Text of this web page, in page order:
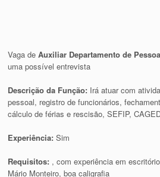
Vaga deAuxiliar Departamento de
uma possível entrevista
Descrição da Função: Irá atuar com
pessoal, registro de funcionários,
cálculo de férias e rescisão, SEFIP,
Experiência:Sim
Requisitos: , com experiência em
Mário Monteiro, boa caligrafia